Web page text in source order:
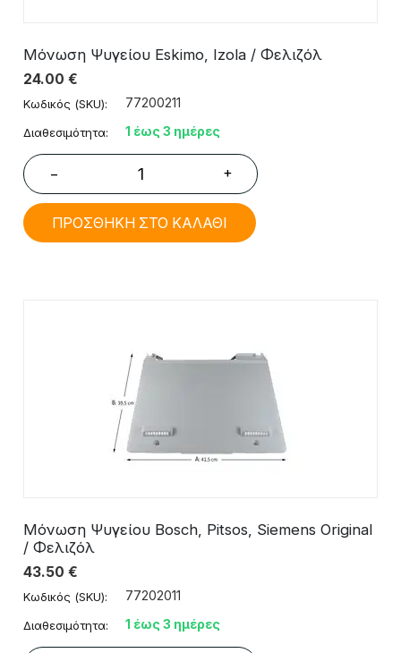
Μόνωση Ψυγείου Eskimo, Izola / Φελιζόλ
24.00 €
Κωδικός (SKU): 77200211
Διαθεσιμότητα: 1 έως 3 ημέρες
− +
ΠΡΟΣΘΗΚΗ ΣΤΟ ΚΑΛΑΘΙ
Μόνωση Ψυγείου Bosch, Pitsos, Siemens Original
/ Φελιζόλ
43.50 €
Κωδικός (SKU): 77202011
Διαθεσιμότητα: 1 έως 3 ημέρες